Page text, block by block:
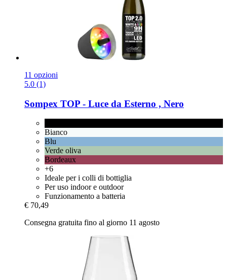
11 opzioni
5.0 (1)
Sompex TOP -​ Luce da Esterno , Nero
Bianco
Blu
Verde oliva
Bordeaux
+6
Ideale per i colli di bottiglia
Per uso indoor e outdoor
Funzionamento a batteria
€ 70,49
Consegna gratuita fino al giorno 11 agosto